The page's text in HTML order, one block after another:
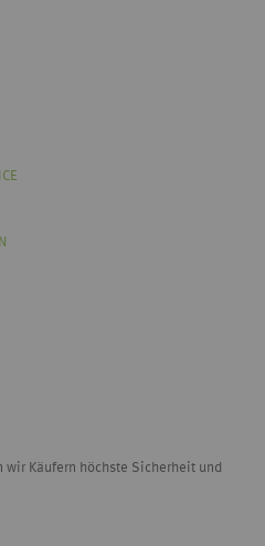
Käufern höchste Sicherheit und